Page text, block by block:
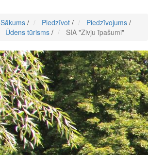
Sākums / Piedzīvot / Piedzīvojums /
Ūdens tūrisms / SIA "Zivju īpašumi"